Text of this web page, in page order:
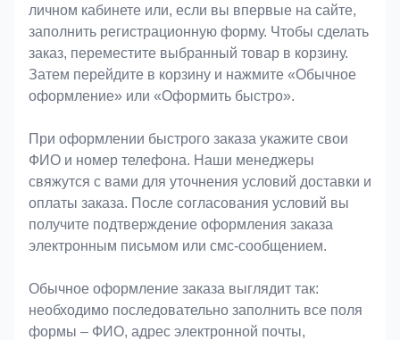
личном кабинете или, если вы впервые на сайте,
заполнить регистрационную форму. Чтобы сделать
заказ, переместите выбранный товар в корзину.
Затем перейдите в корзину и нажмите «Обычное
оформление» или «Оформить быстро».
При оформлении быстрого заказа укажите свои
ФИО и номер телефона. Наши менеджеры
свяжутся с вами для уточнения условий доставки и
оплаты заказа. После согласования условий вы
получите подтверждение оформления заказа
электронным письмом или смс-сообщением.
Обычное оформление заказа выглядит так:
необходимо последовательно заполнить все поля
формы – ФИО, адрес электронной почты,